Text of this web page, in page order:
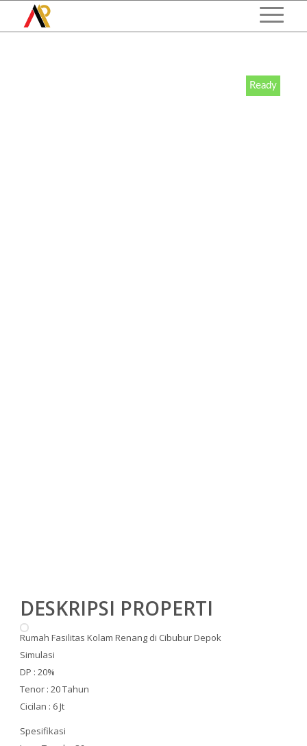
Ready
DESKRIPSI PROPERTI
Rumah Fasilitas Kolam Renang di Cibubur Depok
Simulasi
DP : 20%
Tenor : 20 Tahun
Cicilan : 6 Jt
Spesifikasi